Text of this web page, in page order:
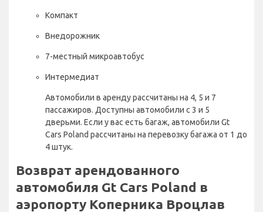
Компакт
Внедорожник
7-местный микроавтобус
Интермедиат
Автомобили в аренду рассчитаны на 4, 5 и 7
пассажиров. Доступны автомобили с 3 и 5
дверьми. Если у вас есть багаж, автомобили Gt
Cars Poland рассчитаны на перевозку багажа от 1 до
4 штук.
Возврат арендованного
автомобиля Gt Cars Poland в
аэропорту Коперника Вроцлав